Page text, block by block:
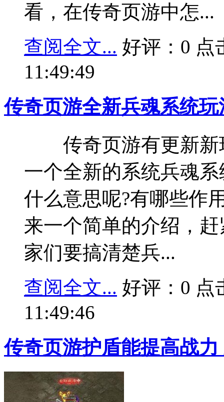
看，在传奇页游中怎...
查阅全文... 好评：0 点
11:49:49
传奇页游全新兵魂系统玩
传奇页游有更新新
一个全新的系统兵魂
什么意思呢?有哪些作
来一个简单的介绍，
家们要搞清楚兵...
查阅全文... 好评：0 点
11:49:46
传奇页游护盾能提高战